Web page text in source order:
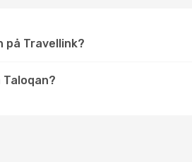
på Travellink?